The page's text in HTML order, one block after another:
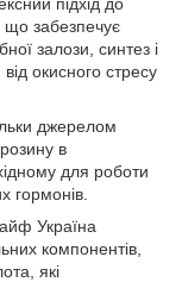
забезпечує
залози, синтез і
окисного стресу
джерелом
в
для роботи
гормонів.
Україна
компонентів,
які